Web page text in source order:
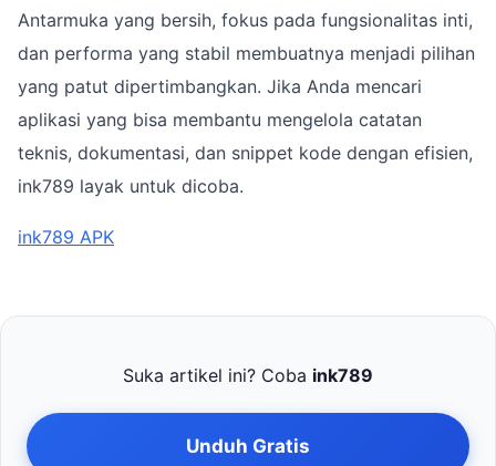
Antarmuka yang bersih, fokus pada fungsionalitas inti,
dan performa yang stabil membuatnya menjadi pilihan
yang patut dipertimbangkan. Jika Anda mencari
aplikasi yang bisa membantu mengelola catatan
teknis, dokumentasi, dan snippet kode dengan efisien,
ink789 layak untuk dicoba.
ink789 APK
Suka artikel ini? Coba ink789
Unduh Gratis